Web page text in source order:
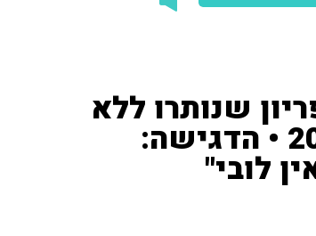
שנותרו ללא
סבסוד בסל הבריאות של שנת 2023 • הדגישה:
לובי"